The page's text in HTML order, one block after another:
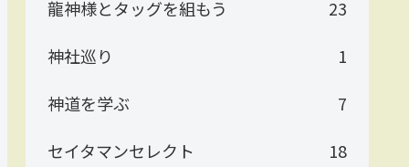
龍神様とタッグを組もう
23
神社巡り
1
神道を学ぶ
7
セイタマンセレクト
18